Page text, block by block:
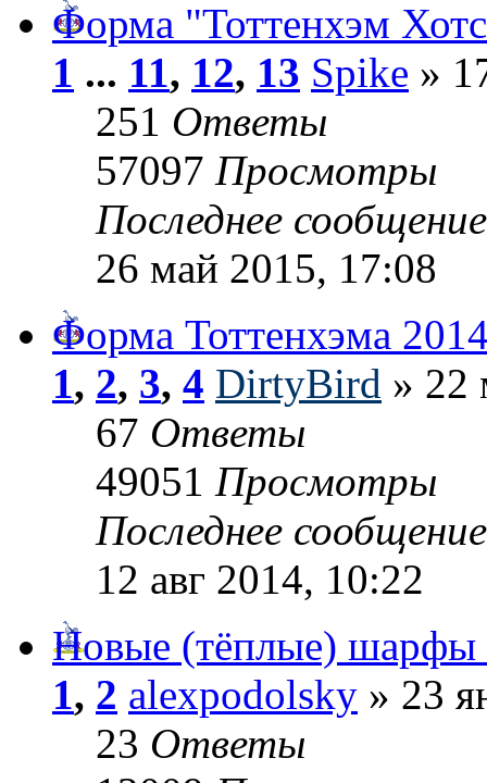
Форма "Тоттенхэм
1 ... 11, 12, 13 Spike »
251 Ответы
57097 Просмотры
Последнее
26 май 2015, 17:08
Форма Тоттенхэма
1, 2, 3, 4 DirtyBird » 22
67 Ответы
49051 Просмотры
Последнее
12 авг 2014, 10:22
Новые (тёплые) шарфы
1, 2 alexpodolsky » 23
23 Ответы